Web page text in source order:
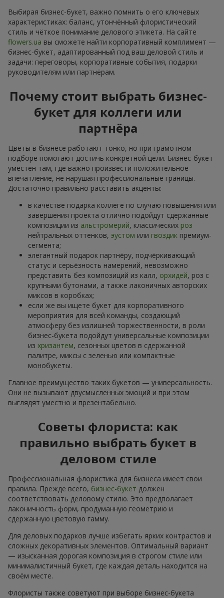
Выбирая бизнес-букет, важно помнить о его ключевых
характеристиках: баланс, утончённый флористический
стиль и чёткое понимание делового этикета. На сайте
flowers.ua вы сможете найти корпоративный комплимент —
бизнес-букет, адаптированный под ваш деловой стиль и
задачи: переговоры, корпоративные события, подарки
руководителям или партнёрам.
Почему стоит выбрать бизнес-
букет для коллеги или
партнёра
Цветы в бизнесе работают тонко, но при грамотном
подборе помогают достичь конкретной цели. Бизнес-букет
уместен там, где важно произвести положительное
впечатление, не нарушая профессиональные границы.
Достаточно правильно расставить акценты:
в качестве подарка коллеге по случаю повышения или
завершения проекта отлично подойдут сдержанные
композиции из альстромерий, классических роз
нейтральных оттенков, эустом или гвоздик премиум-
сегмента;
элегантный подарок партнёру, подчёркивающий
статус и серьёзность намерений, невозможно
представить без композиций из калл, орхидей, роз с
крупными бутонами, а также лаконичных авторских
миксов в коробках;
если же вы ищете букет для корпоративного
мероприятия для всей команды, создающий
атмосферу без излишней торжественности, в роли
бизнес-букета подойдут универсальные композиции
из хризантем, сезонных цветов в сдержанной
палитре, миксы с зеленью или компактные
монобукеты.
Главное преимущество таких букетов — универсальность.
Они не вызывают двусмысленных эмоций и при этом
выглядят уместно и презентабельно.
Советы флориста: как
правильно выбрать букет в
деловом стиле
Профессиональная флористика для бизнеса имеет свои
правила. Прежде всего, бизнес-букет должен
соответствовать деловому стилю. Это предполагает
лаконичность форм, продуманную геометрию и
сдержанную цветовую гамму.
Для деловых подарков лучше избегать ярких контрастов и
сложных декоративных элементов. Оптимальный вариант
— изысканная дорогая композиция в строгом стиле или
минималистичный букет, где каждая деталь находится на
своём месте.
Флористы также советуют при выборе бизнес-букета